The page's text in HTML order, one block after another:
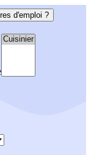
d'emploi ?